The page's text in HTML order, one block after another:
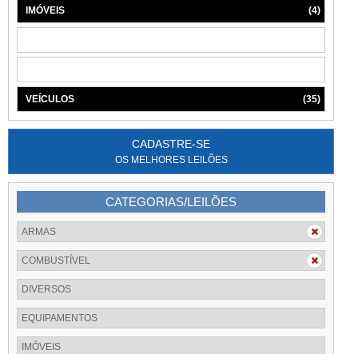
IMÓVEIS (4)
VEÍCULOS (35)
CADASTRE-SE
OS MELHORES LEILÕES
CATEGORIAS/LEILÕES
ARMAS
COMBUSTÍVEL
DIVERSOS
EQUIPAMENTOS
IMÓVEIS